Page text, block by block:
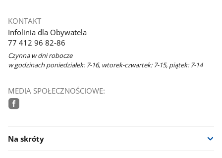
KONTAKT
Infolinia dla Obywatela
77 412 96 82-86
Czynna w dni robocze
w godzinach poniedziałek: 7-16, wtorek-czwartek: 7-15, piątek: 7-14
MEDIA SPOŁECZNOŚCIOWE:
Na skróty